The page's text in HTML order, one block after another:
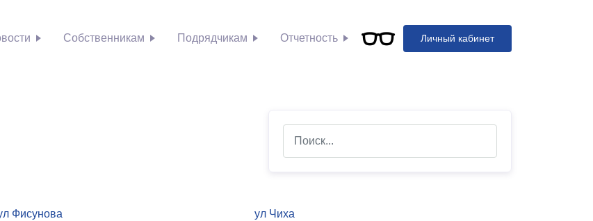
Собственникам Подрядчикам Отчетность Личный кабинет
Фисунова ул Чиха